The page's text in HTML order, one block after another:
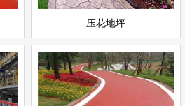
压花地坪
彩色透水地坪
运动场地坪
查看详情